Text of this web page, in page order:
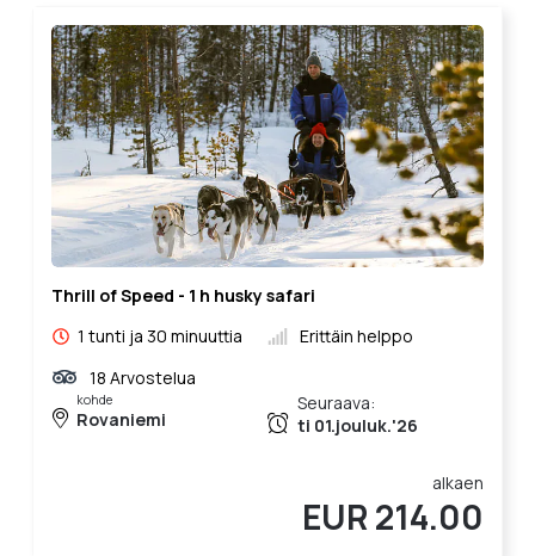
Thrill of Speed - 1 h husky safari
1 tunti ja 30 minuuttia
Erittäin helppo
18 Arvostelua
kohde
Rovaniemi
Seuraava:
ti 01.jouluk.'26
alkaen
EUR 214.00